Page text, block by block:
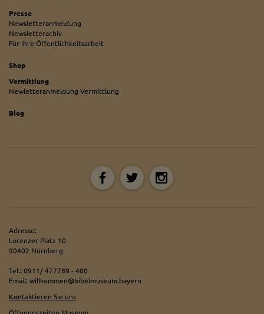
Presse
Newsletteranmeldung
Newsletterachiv
Für Ihre Öffentlichkeitsarbeit
Shop
Vermittlung
Newletteranmeldung Vermittlung
Blog
Adresse:
Lorenzer Platz 10
90402 Nürnberg
Tel.: 0911/ 477789 - 400
Email: willkommen@bibelmuseum.bayern
Kontaktieren Sie uns
Öffnungszeiten Museum